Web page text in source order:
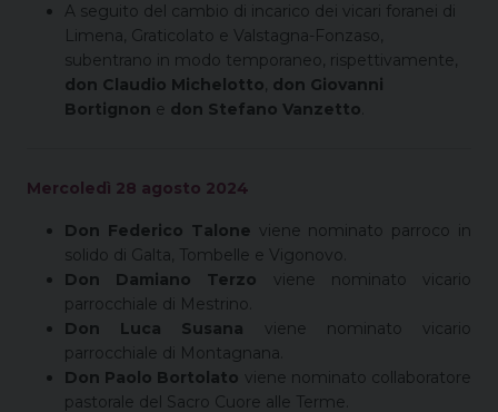
A seguito del cambio di incarico dei vicari foranei di
Limena, Graticolato e Valstagna-Fonzaso,
subentrano in modo temporaneo, rispettivamente,
don Claudio Michelotto, don Giovanni
Bortignon e don Stefano Vanzetto
Mercoledì 28 agosto 2024
Don Federico Talone viene nominato parroco in
solido di Galta, Tombelle e Vigonovo.
Don Damiano Terzo viene nominato vicario
parrocchiale di Mestrino.
Don Luca Susana viene nominato vicario
parrocchiale di Montagnana.
Don Paolo Bortolato viene nominato collaboratore
pastorale del Sacro Cuore alle Terme.